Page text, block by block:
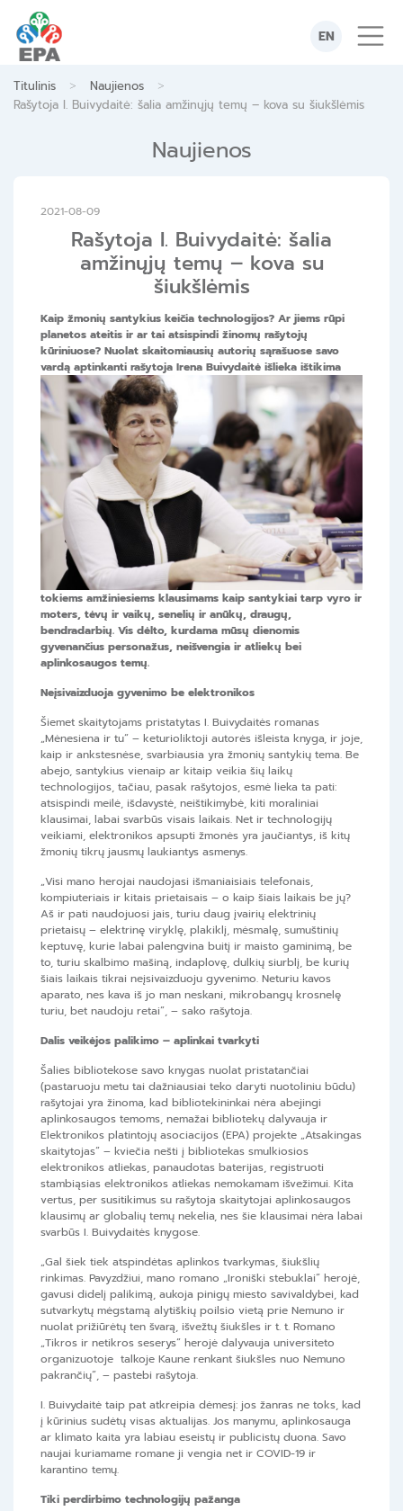
content
EN
Titulinis > Naujienos >
Rašytoja I. Buivydaitė: šalia amžinųjų temų – kova su šiukšlėmis
Naujienos
2021-08-09
Rašytoja I. Buivydaitė: šalia
amžinųjų temų – kova su
šiukšlėmis
Kaip žmonių santykius keičia technologijos? Ar jiems rūpi
planetos ateitis ir ar tai atsispindi žinomų rašytojų
kūriniuose? Nuolat skaitomiausių autorių sąrašuose savo
vardą aptinkanti rašytoja Irena Buivydaitė išlieka ištikima
tokiems amžiniesiems klausimams kaip santykiai tarp vyro ir
moters, tėvų ir vaikų, senelių ir anūkų, draugų,
bendradarbių. Vis dėlto, kurdama mūsų dienomis
gyvenančius personažus, neišvengia ir atliekų bei
aplinkosaugos temų.
Neįsivaizduoja gyvenimo be elektronikos
Šiemet skaitytojams pristatytas I. Buivydaitės romanas
„Mėnesiena ir tu“ – keturioliktoji autorės išleista knyga, ir joje,
kaip ir ankstesnėse, svarbiausia yra žmonių santykių tema. Be
abejo, santykius vienaip ar kitaip veikia šių laikų
technologijos, tačiau, pasak rašytojos, esmė lieka ta pati:
atsispindi meilė, išdavystė, neištikimybė, kiti moraliniai
klausimai, labai svarbūs visais laikais. Net ir technologijų
veikiami, elektronikos apsupti žmonės yra jaučiantys, iš kitų
žmonių tikrų jausmų laukiantys asmenys.
„Visi mano herojai naudojasi išmaniaisiais telefonais,
kompiuteriais ir kitais prietaisais – o kaip šiais laikais be jų?
Aš ir pati naudojuosi jais, turiu daug įvairių elektrinių
prietaisų – elektrinę viryklę, plakiklį, mėsmalę, sumuštinių
keptuvę, kurie labai palengvina buitį ir maisto gaminimą, be
to, turiu skalbimo mašiną, indaplovę, dulkių siurblį, be kurių
šiais laikais tikrai neįsivaizduoju gyvenimo. Neturiu kavos
aparato, nes kava iš jo man neskani, mikrobangų krosnelę
turiu, bet naudoju retai“, – sako rašytoja.
Dalis veikėjos palikimo – aplinkai tvarkyti
Šalies bibliotekose savo knygas nuolat pristatančiai
(pastaruoju metu tai dažniausiai teko daryti nuotoliniu būdu)
rašytojai yra žinoma, kad bibliotekininkai nėra abejingi
aplinkosaugos temoms, nemažai bibliotekų dalyvauja ir
Elektronikos platintojų asociacijos (EPA) projekte „Atsakingas
skaitytojas“ – kviečia nešti į bibliotekas smulkiosios
elektronikos atliekas, panaudotas baterijas, registruoti
stambiąsias elektronikos atliekas nemokamam išvežimui. Kita
vertus, per susitikimus su rašytoja skaitytojai aplinkosaugos
klausimų ar globalių temų nekelia, nes šie klausimai nėra labai
svarbūs I. Buivydaitės knygose.
„Gal šiek tiek atspindėtas aplinkos tvarkymas, šiukšlių
rinkimas. Pavyzdžiui, mano romano „Ironiški stebuklai“ herojė,
gavusi didelį palikimą, aukoja pinigų miesto savivaldybei, kad
sutvarkytų mėgstamą alytiškių poilsio vietą prie Nemuno ir
nuolat prižiūrėtų ten švarą, išvežtų šiukšles ir t. t. Romano
„Tikros ir netikros seserys“ herojė dalyvauja universiteto
organizuotoje talkoje Kaune renkant šiukšles nuo Nemuno
pakrančių“, – pastebi rašytoja.
I. Buivydaitė taip pat atkreipia dėmesį: jos žanras ne toks, kad
į kūrinius sudėtų visas aktualijas. Jos manymu, aplinkosauga
ar klimato kaita yra labiau eseistų ir publicistų duona. Savo
naujai kuriamame romane ji vengia net ir COVID-19 ir
karantino temų.
Tiki perdirbimo technologijų pažanga